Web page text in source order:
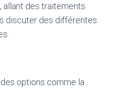
allant des traitements
discuter des différentes
options comme la